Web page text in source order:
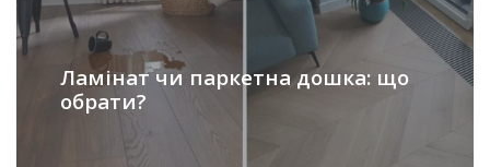
Ламінат чи паркетна дошка: що
обрати?